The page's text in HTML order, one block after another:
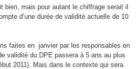
bien, mais pour autant le chiffrage serait il
d’une durée de validité actuelle de 10
faites en janvier par les responsables en
validité du DPE passera à 5 ans au plus
2011). Mais dans le contexte qui sera